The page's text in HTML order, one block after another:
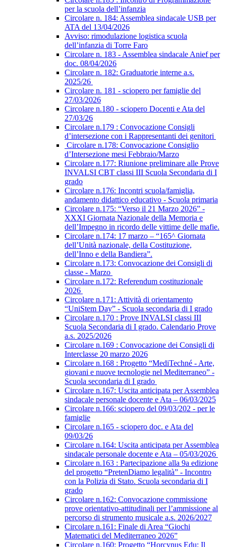
per la scuola dell’infanzia
Circolare n. 184: Assemblea sindacale USB per
ATA del 13/04/2026
Avviso: rimodulazione logistica scuola
dell’infanzia di Torre Faro
Circolare n. 183 - Assemblea sindacale Anief per
doc. 08/04/2026
Circolare n. 182: Graduatorie interne a.s.
2025/26
Circolare n. 181 - sciopero per famiglie del
27/03/2026
Circolare n.180 - sciopero Docenti e Ata del
27/03/26
Circolare n.179 : Convocazione Consigli
d’intersezione con i Rappresentanti dei genitori
Circolare n.178: Convocazione Consiglio
d’Intersezione mesi Febbraio/Marzo
Circolare n.177: Riunione preliminare alle Prove
INVALSI CBT classi III Scuola Secondaria di I
grado
Circolare n.176: Incontri scuola/famiglia,
andamento didattico educativo - Scuola primaria
Circolare n.175: “Verso il 21 Marzo 2026” -
XXXI Giornata Nazionale della Memoria e
dell’Impegno in ricordo delle vittime delle mafie.
Circolare n.174: 17 marzo – “165^ Giornata
dell’Unità nazionale, della Costituzione,
dell’Inno e della Bandiera”.
Circolare n.173: Convocazione dei Consigli di
classe - Marzo
Circolare n.172: Referendum costituzionale
2026
Circolare n.171: Attività di orientamento
“UniStem Day” - Scuola secondaria di I grado
Circolare n.170 : Prove INVALSI classi III
Scuola Secondaria di I grado. Calendario Prove
a.s. 2025/2026
Circolare n.169 : Convocazione dei Consigli di
Interclasse 20 marzo 2026
Circolare n.168 : Progetto “MediTechné - Arte,
giovani e nuove tecnologie nel Mediterraneo” -
Scuola secondaria di I grado
Circolare n.167: Uscita anticipata per Assemblea
sindacale personale docente e Ata – 06/03/2025
Circolare n.166: sciopero del 09/03/202 - per le
famiglie
Circolare n.165 - sciopero doc. e Ata del
09/03/26
Circolare n.164: Uscita anticipata per Assemblea
sindacale personale docente e Ata – 05/03/2026
Circolare n.163 : Partecipazione alla 9a edizione
del progetto “PretenDiamo legalità” - Incontro
con la Polizia di Stato. Scuola secondaria di I
grado
Circolare n.162: Convocazione commissione
prove orientativo-attitudinali per l’ammissione al
percorso di strumento musicale a.s. 2026/2027
Circolare n.161: Finale di Area “Giochi
Matematici del Mediterraneo 2026”
Circolare n.160: Progetto “Horcynus Edu: Il